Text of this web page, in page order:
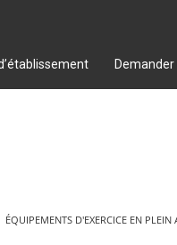
Demander
ÉQUIPEMENTS D'EXERCICE EN